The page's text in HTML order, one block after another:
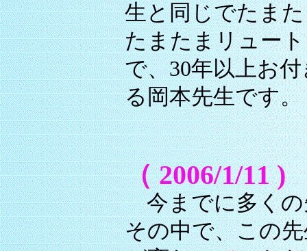
生と同じでたま
たまたまリュー
で、30年以上お
る岡本先生です。
（ 2006/1/11 )
今までに多くの
その中で、この